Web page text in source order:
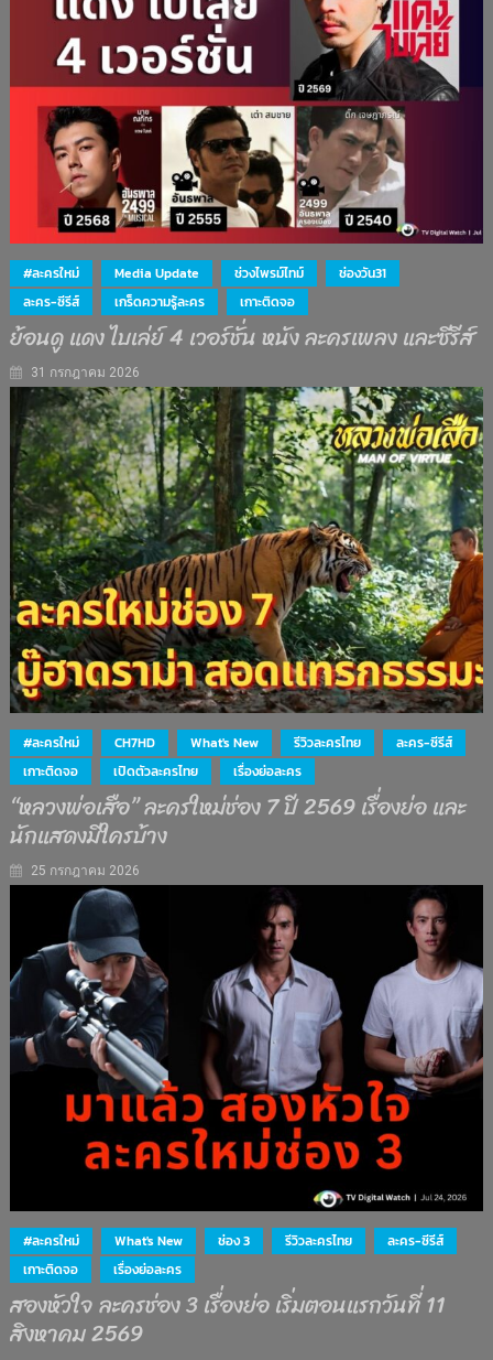
#ละครใหม่ Media Update ช่วงไพรม์ไทม์
ช่องวัน31
ละคร-ซีรีส์
เกร็ดความรู้ละคร เกาะติดจอ
ย้อนดู แดง ไบเล่ย์ 4 เวอร์ชั่น หนัง ละครเพลง และซีรีส์
31 กรกฎาคม 2026
#ละครใหม่ CH7HD What's New รีวิวละครไทย
ละคร-ซีรีส์
เกาะติดจอ
เปิดตัวละครไทย เรื่องย่อละคร
“หลวงพ่อเสือ” ละครใหม่ช่อง 7 ปี 2569 เรื่องย่อ และ
นักแสดงมีใครบ้าง
25 กรกฎาคม 2026
#ละครใหม่ What's New ช่อง 3 รีวิวละครไทย
ละคร-ซีรีส์
เกาะติดจอ
เรื่องย่อละคร
สองหัวใจ ละครช่อง 3 เรื่องย่อ เริ่มตอนแรกวันที่ 11
สิงหาคม 2569